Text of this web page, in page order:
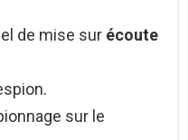
de mise sur écoute
sur le